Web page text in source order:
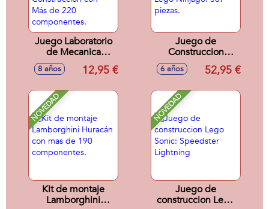
Juego Laboratorio
de Mecanica
Helicóptero De
Rescate.
Más de 220
componentes.
8 años 12,95 €
Juego de
Construccion
Coche
Transformable De
387 piezas.
6 años 52,95 €
NOVEDAD
Kit de montaje
Lamborghini
NOVEDAD
Juego de
construccion Lego